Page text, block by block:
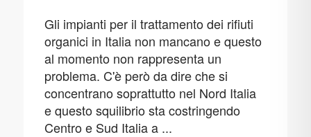
Gli impianti per il trattamento dei rifiuti
organici in Italia non mancano e questo
al momento non rappresenta un
problema. C'è però da dire che si
concentrano soprattutto nel Nord Italia
e questo squilibrio sta costringendo
Centro e Sud Italia a ...